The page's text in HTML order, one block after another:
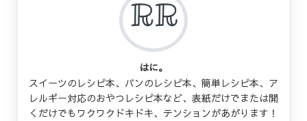
はに。
スイーツのレシピ本、パンのレシピ本、簡単レシピ本、ア
レルギー対応のおやつレシピ本など、表紙だけでまたは開
くだけでもワクワクドキドキ、テンションがあがります！